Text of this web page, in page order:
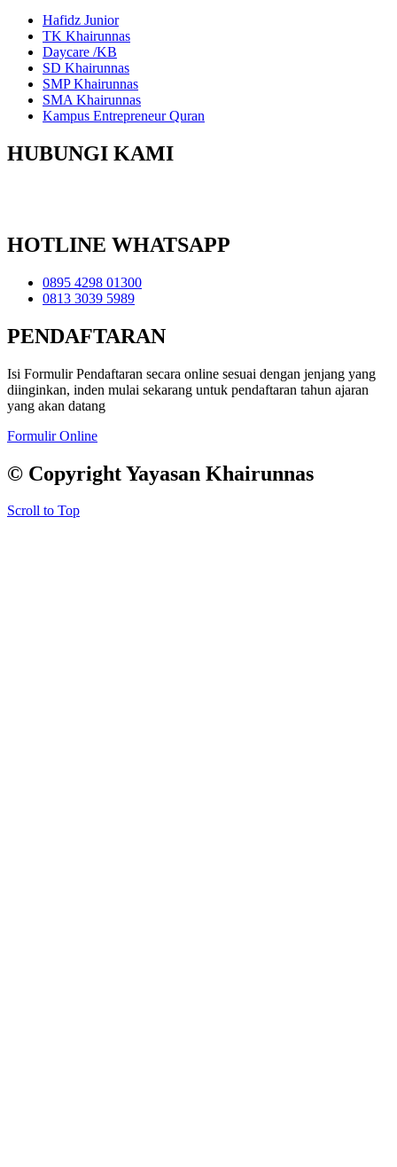
Hafidz Junior
TK Khairunnas
Daycare /KB
SD Khairunnas
SMP Khairunnas
SMA Khairunnas
Kampus Entrepreneur Quran
HUBUNGI KAMI
HOTLINE WHATSAPP
0895 4298 01300
0813 3039 5989
PENDAFTARAN
Isi Formulir Pendaftaran secara online sesuai dengan jenjang yang
diinginkan, inden mulai sekarang untuk pendaftaran tahun ajaran
yang akan datang
Formulir Online
© Copyright Yayasan Khairunnas
Scroll to Top